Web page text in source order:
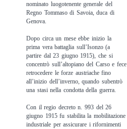
nominato luogotenente generale del
Regno Tommaso di Savoia, duca di
Genova.
Dopo circa un mese ebbe inizio la
prima vera battaglia sull’Isonzo (a
partire dal 23 giugno 1915), che si
concentrò sull’altopiano del Carso e fece
retrocedere le forze austriache fino
all’inizio dell’inverno, quando subentrò
una stasi nella condotta della guerra.
Con il regio decreto n. 993 del 26
giugno 1915 fu stabilita la mobilitazione
industriale per assicurare i rifornimenti